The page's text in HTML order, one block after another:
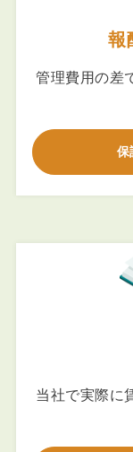
報
管理費用の差
保
当社で実際に